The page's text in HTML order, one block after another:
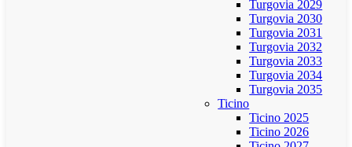
Turgovia 2029
Turgovia 2030
Turgovia 2031
Turgovia 2032
Turgovia 2033
Turgovia 2034
Turgovia 2035
Ticino
Ticino 2025
Ticino 2026